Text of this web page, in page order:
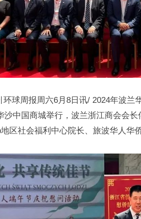
球周报周六6月8日讯/ 2024年波兰
沙中国商城举行，波兰浙江商会会
区社会福利中心院长、旅波华人华